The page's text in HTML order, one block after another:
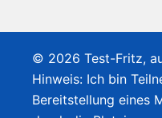
© 2026 Test-Fritz,
Hinweis: Ich bin
Bereitstellung eines